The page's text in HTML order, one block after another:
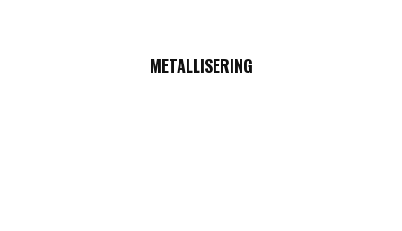
METALLISERING